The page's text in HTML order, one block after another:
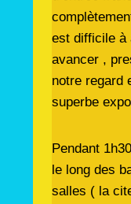
est difficile à
avancer ,
notre regard
superbe
Pendant
le long des
salles ( la